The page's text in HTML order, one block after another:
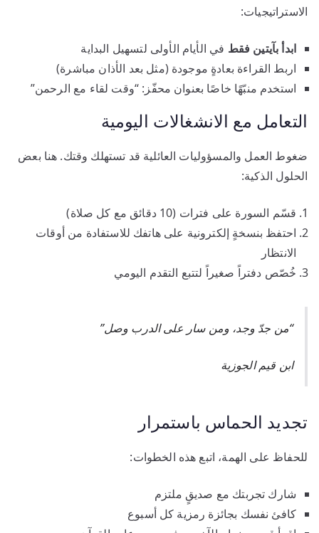
الاستراتيجيات:
ابدأ بآيتين فقط في الأيام الأولى لتسهيل البداية
اربط القراءة بعادةٍ موجودة (مثل بعد الأذان مباشرة)
استخدم منبّهًا خاصًا بعنوان محفّز: “وقت لقاء مع الرحمن”
التعامل مع الانشغالات اليومية
ضغوط العمل والمسؤوليات العائلية قد تستهلك وقتك. هنا بعض
الحلول الذكية:
قسّم السورة على فترات (10 دقائق مع كل صلاة)
احتفظ بنسخةٍ إلكترونية على هاتفك للاستفادة من أوقات
الانتظار
خُصّص دفتراً صغيراً لتتبع التقدم اليومي
“من جدّ وجد، ومن سار على الدرب وصل”
ابن قيم الجوزية
تجديد الحماس باستمرار
للحفاظ على الهمة، اتبع هذه الخطوات:
شارك تجربتك مع صديقٍ ملتزم
كافئ نفسك بجائزة رمزية كل أسبوع